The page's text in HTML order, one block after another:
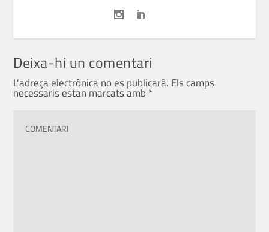
Deixa-hi un comentari
L'adreça electrònica no es publicarà. Els camps
necessaris estan marcats amb *